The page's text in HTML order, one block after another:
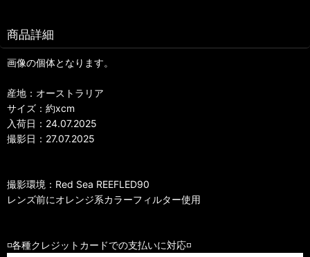
商品詳細
画像の個体となります。
産地：オーストラリア
サイズ：約xcm
入荷日：24.07.2025
撮影日：27.07.2025
撮影環境：Red Sea REEFLED90
レンズ前にオレンジ系カラーフィルター使用
◽️各種クレジットカードでの支払いに対応◽️